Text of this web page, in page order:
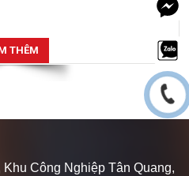
THÊM
Công Nghiệp Tân Quang,